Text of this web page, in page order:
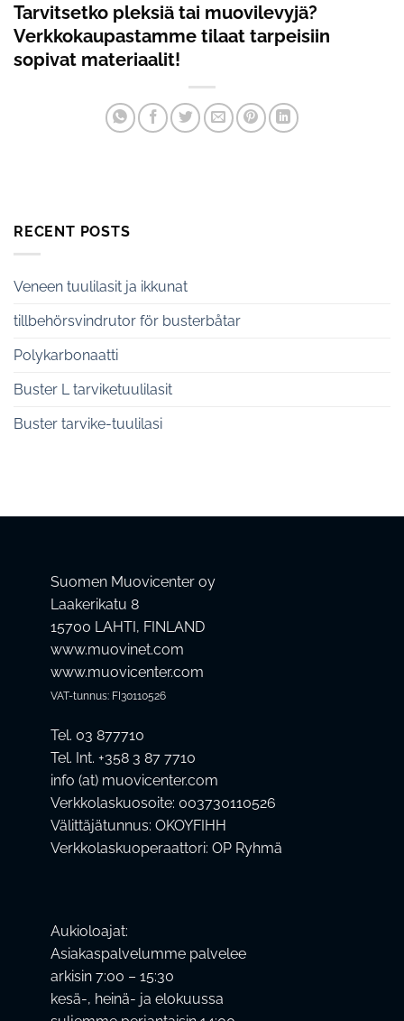
Tarvitsetko pleksiä tai muovilevyjä?
Verkkokaupastamme tilaat tarpeisiin
sopivat materiaalit!
RECENT POSTS
Veneen tuulilasit ja ikkunat
tillbehörsvindrutor för busterbåtar
Polykarbonaatti
Buster L tarviketuulilasit
Buster tarvike-tuulilasi
Suomen Muovicenter oy
Laakerikatu 8
15700 LAHTI, FINLAND
www.muovinet.com
www.muovicenter.com
VAT-tunnus: FI30110526
Tel. 03 877710
Tel. Int. +358 3 87 7710
info (at) muovicenter.com
Verkkolaskuosoite: 003730110526
Välittäjätunnus: OKOYFIHH
Verkkolaskuoperaattori: OP Ryhmä
Aukioloajat:
Asiakaspalvelumme palvelee
arkisin 7:00 – 15:30
kesä-, heinä- ja elokuussa